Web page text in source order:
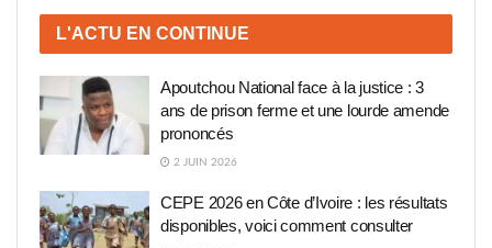
L'ACTU EN CONTINUE
Apoutchou National face à la justice : 3
ans de prison ferme et une lourde amende
prononcés
2 JUIN 2026
CEPE 2026 en Côte d’Ivoire : les résultats
disponibles, voici comment consulter